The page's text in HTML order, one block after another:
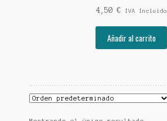
4,50 € IVA Incluido
Añadir al carrito